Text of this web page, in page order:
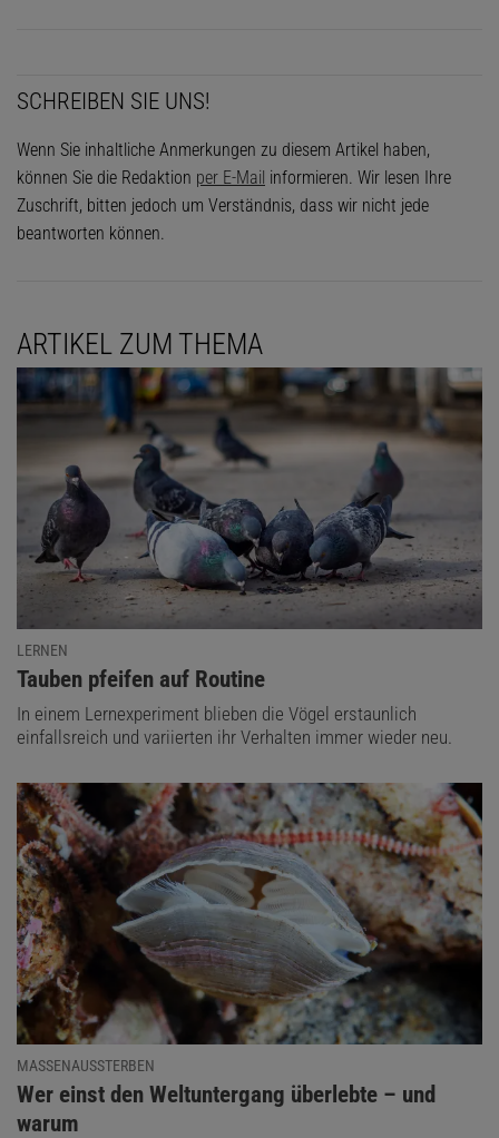
SCHREIBEN SIE UNS!
Wenn Sie inhaltliche Anmerkungen zu diesem Artikel haben,
können Sie die Redaktion per E-Mail informieren. Wir lesen Ihre
Zuschrift, bitten jedoch um Verständnis, dass wir nicht jede
beantworten können.
ARTIKEL ZUM THEMA
LERNEN
:
Tauben pfeifen auf Routine
In einem Lernexperiment blieben die Vögel erstaunlich
einfallsreich und variierten ihr Verhalten immer wieder neu.
MASSENAUSSTERBEN
:
Wer einst den Weltuntergang überlebte – und
warum